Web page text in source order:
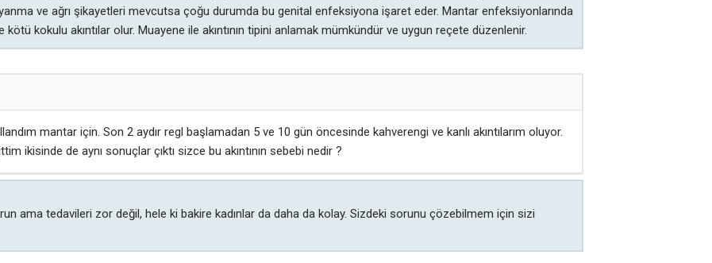
ve ağrı şikayetleri mevcutsa çoğu durumda bu genital enfeksiyona işaret eder. Mantar enfeksiyonlarında
kokulu akıntılar olur. Muayene ile akıntının tipini anlamak mümkündür ve uygun reçete düzenlenir.
mantar için. Son 2 aydır regl başlamadan 5 ve 10 gün öncesinde kahverengi ve kanlı akıntılarım oluyor.
ikisinde de aynı sonuçlar çıktı sizce bu akıntının sebebi nedir ?
ama tedavileri zor değil, hele ki bakire kadınlar da daha da kolay. Sizdeki sorunu çözebilmem için sizi